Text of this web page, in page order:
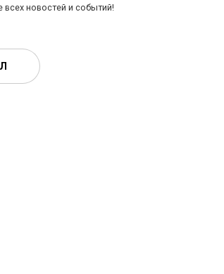
всех новостей и событий!